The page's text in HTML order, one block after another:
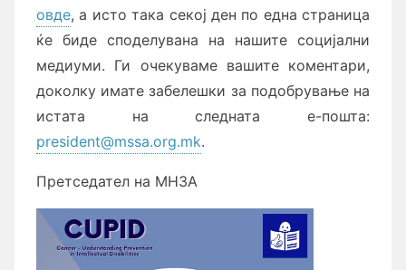
овде, а исто така секој ден по една страница
ќе биде споделувана на нашите социјални
медиуми. Ги очекуваме вашите коментари,
доколку имате забелешки за подобрување на
истата на следната е-пошта:
president@mssa.org.mk.
Претседател на МНЗА